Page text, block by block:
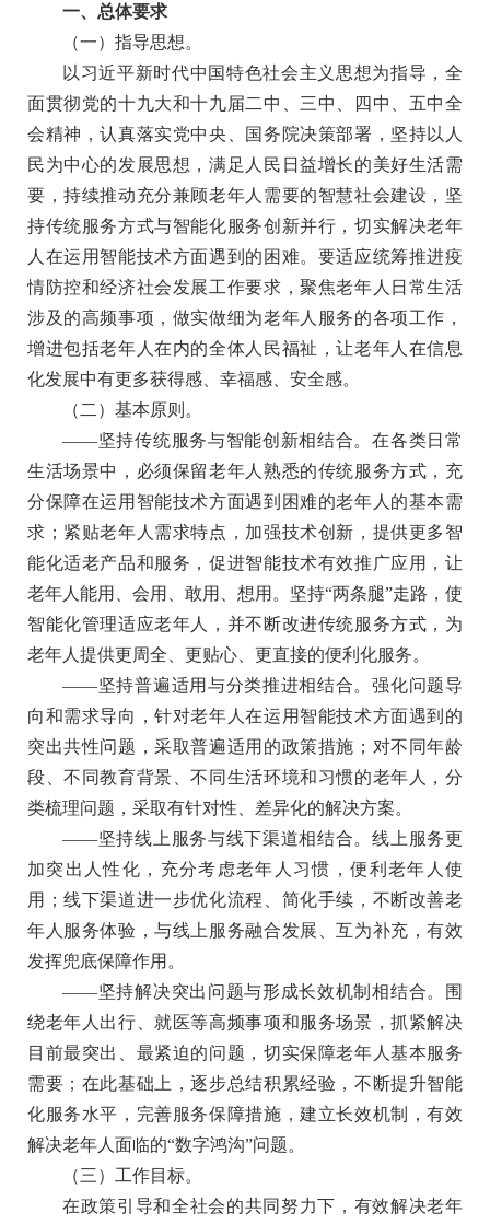
一、总体要求
（一）指导思想。
以习近平新时代中国特色社会主义思想为指导，全
面贯彻党的十九大和十九届二中、三中、四中、五中全
会精神，认真落实党中央、国务院决策部署，坚持以人
民为中心的发展思想，满足人民日益增长的美好生活需
要，持续推动充分兼顾老年人需要的智慧社会建设，坚
持传统服务方式与智能化服务创新并行，切实解决老年
人在运用智能技术方面遇到的困难。要适应统筹推进疫
情防控和经济社会发展工作要求，聚焦老年人日常生活
涉及的高频事项，做实做细为老年人服务的各项工作，
增进包括老年人在内的全体人民福祉，让老年人在信息
化发展中有更多获得感、幸福感、安全感。
（二）基本原则。
——坚持传统服务与智能创新相结合。在各类日常
生活场景中，必须保留老年人熟悉的传统服务方式，充
分保障在运用智能技术方面遇到困难的老年人的基本需
求；紧贴老年人需求特点，加强技术创新，提供更多智
能化适老产品和服务，促进智能技术有效推广应用，让
老年人能用、会用、敢用、想用。坚持“两条腿”走路，使
智能化管理适应老年人，并不断改进传统服务方式，为
老年人提供更周全、更贴心、更直接的便利化服务。
——坚持普遍适用与分类推进相结合。强化问题导
向和需求导向，针对老年人在运用智能技术方面遇到的
突出共性问题，采取普遍适用的政策措施；对不同年龄
段、不同教育背景、不同生活环境和习惯的老年人，分
类梳理问题，采取有针对性、差异化的解决方案。
——坚持线上服务与线下渠道相结合。线上服务更
加突出人性化，充分考虑老年人习惯，便利老年人使
用；线下渠道进一步优化流程、简化手续，不断改善老
年人服务体验，与线上服务融合发展、互为补充，有效
发挥兜底保障作用。
——坚持解决突出问题与形成长效机制相结合。
围
绕老年人出行、就医等高频事项和服务场景，抓紧解决
目前最突出、最紧迫的问题，切实保障老年人基本服务
需要；在此基础上，逐步总结积累经验，不断提升智能
化服务水平，完善服务保障措施，建立长效机制，有效
解决老年人面临的“数字鸿沟”问题。
（三）工作目标。
在政策引导和全社会的共同努力下，有效解决老年